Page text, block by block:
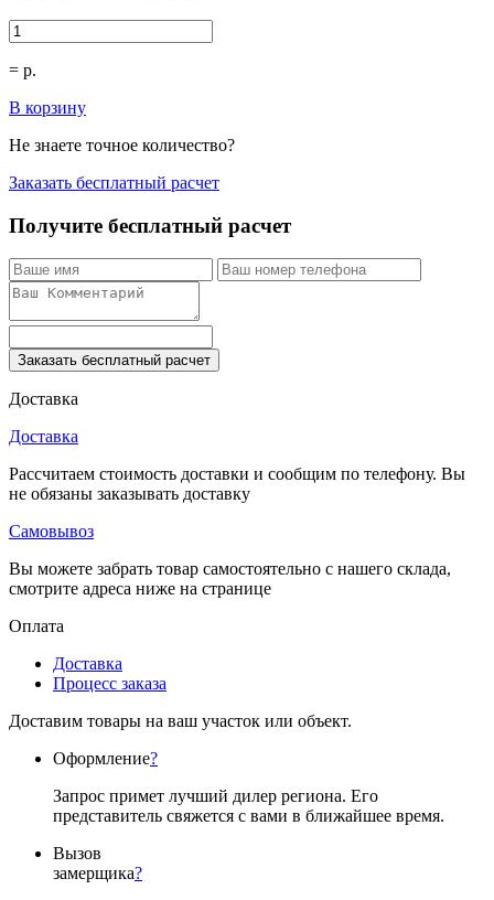
= р.
В корзину
Не знаете точное количество?
Заказать бесплатный расчет
Получите бесплатный расчет
Заказать бесплатный расчет
Доставка
Доставка
Рассчитаем стоимость доставки и сообщим по телефону. Вы
не обязаны заказывать доставку
Самовывоз
Вы можете забрать товар самостоятельно с нашего склада,
смотрите адреса ниже на странице
Оплата
Доставка
Процесс заказа
Доставим товары на ваш участок или объект.
Оформление?
Запрос примет лучший дилер региона. Его
представитель свяжется с вами в ближайшее время.
Вызов
замерщика?